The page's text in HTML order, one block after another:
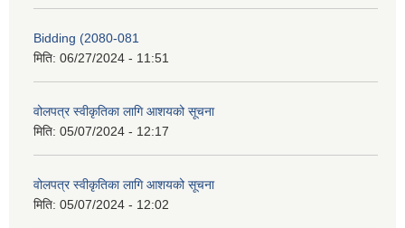
Bidding (2080-081
मिति: 06/27/2024 - 11:51
वोलपत्र स्वीकृतिका लागि आशयको सूचना
मिति: 05/07/2024 - 12:17
वोलपत्र स्वीकृतिका लागि आशयको सूचना
मिति: 05/07/2024 - 12:02